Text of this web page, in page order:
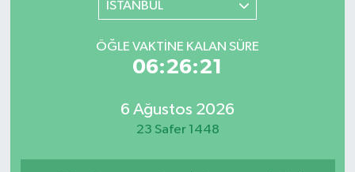
İSTANBUL
ÖĞLE VAKTINE KALAN SÜRE
06:26:21
6 Ağustos 2026
23 Safer 1448
Biyografiler
Tüm Manşetler
Son Dakika Haberleri